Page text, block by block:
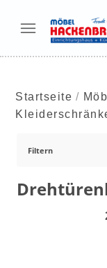
Startseite
Filtern